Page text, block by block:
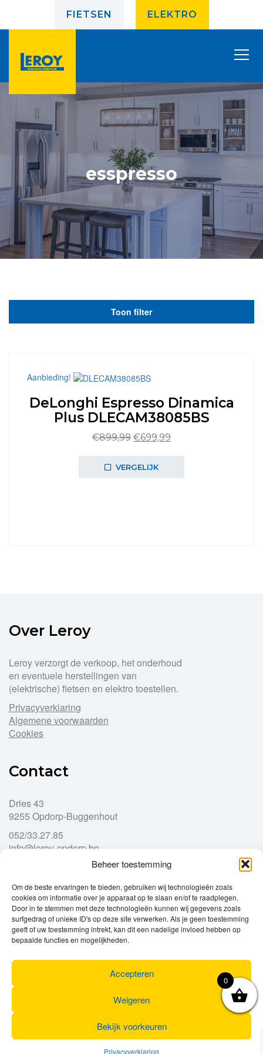
Beheer toestemming
Om de beste ervaringen te bieden, gebruiken wij technologieën zoals
cookies om informatie over je apparaat op te slaan en/of te raadplegen.
Door in te stemmen met deze technologieën kunnen wij gegevens zoals
surfgedrag of unieke ID's op deze site verwerken. Als je geen toestemming
geeft of uw toestemming intrekt, kan dit een nadelige invloed hebben op
bepaalde functies en mogelijkheden.
Accepteren
Weigeren
Bekijk voorkeuren
Privacyverklaring
FIETSEN ELEKTRO
esspresso
Toon filter
Aanbieding!
DeLonghi Espresso Dinamica
Plus DLECAM38085BS
€899,99 Oorspronkelijke
was:
€699,99
VERGELIJK
Over Leroy
Leroy verzorgt de verkoop, het onderhoud
en eventuele herstellingen van
(elektrische) fietsen en elektro toestellen.
Privacyverklaring
Algemene voorwaarden
Cookies
Contact
Dries 43
9255 Opdorp-Buggenhout
052/33.27.85
info@leroy-opdorp.be
Openingsuren
Ma
gesloten
Di
9u – 12u
13u – 18u00
Wo
9u – 12u
13u – 18u00
Do
9u – 12u
13u – 18u00
13u – 18u00
Za
0